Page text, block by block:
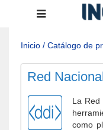
Menú
navegación
Inicio / Catálogo de
Red
La Red
como